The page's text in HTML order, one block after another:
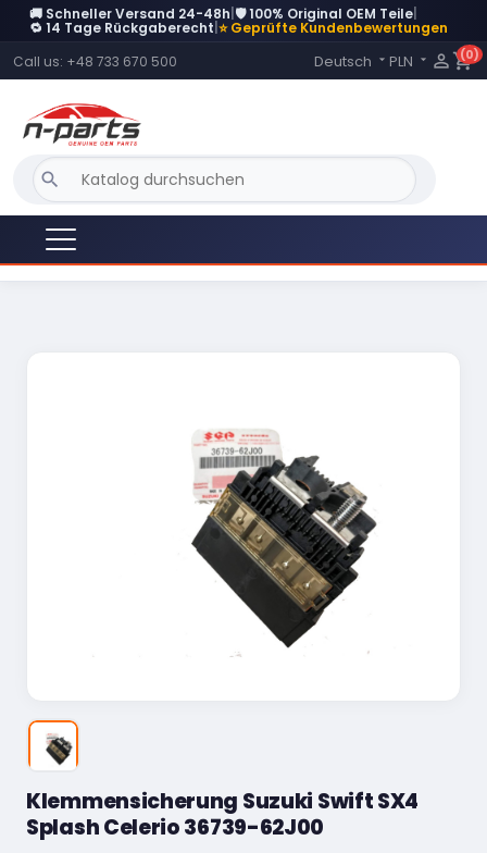
🚚 Schneller Versand 24-48h 🛡️ 100% Original OEM Teile
🔁 14 Tage Rückgaberecht ⭐ Geprüfte Kundenbewertungen
Call us: +48 733 670 500 Language:
Deutsch  PLN   shopping_cart
(0)
search
DERZEIT NICHT AUF LAGER
Klemmensicherung Suzuki Swift SX4
Splash Celerio 36739-62J00